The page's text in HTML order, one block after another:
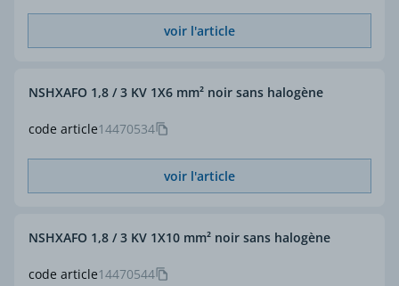
voir l'article
code article14470534
NSHXAFO 1,8 / 3 KV 1X6 mm² noir sans halogène
voir l'article
code article14470544
NSHXAFO 1,8 / 3 KV 1X10 mm² noir sans halogène